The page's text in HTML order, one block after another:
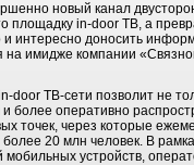
новый канал
площадку in-door ТВ, а
интересно доносить
на имидже компании
door ТВ-сети позволит не
более оперативно
точек, через которые
20 млн человек. В
устройств,